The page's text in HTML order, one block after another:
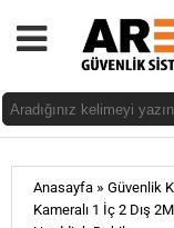
Anasayfa » Güvenlik
Kameralı 1 İç 2 Dış